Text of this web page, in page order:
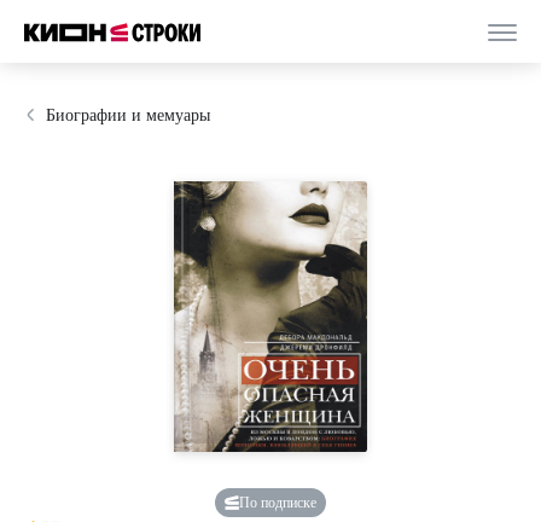
Биографии и мемуары
По подписке